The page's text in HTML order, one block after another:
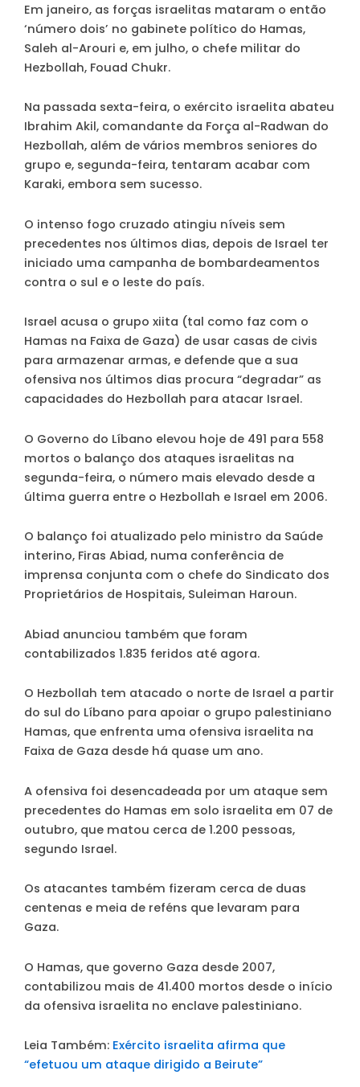
Em janeiro, as forças israelitas mataram o então
‘número dois’ no gabinete político do Hamas,
Saleh al-Arouri e, em julho, o chefe militar do
Hezbollah, Fouad Chukr.
Na passada sexta-feira, o exército israelita abateu
Ibrahim Akil, comandante da Força al-Radwan do
Hezbollah, além de vários membros seniores do
grupo e, segunda-feira, tentaram acabar com
Karaki, embora sem sucesso.
O intenso fogo cruzado atingiu níveis sem
precedentes nos últimos dias, depois de Israel ter
iniciado uma campanha de bombardeamentos
contra o sul e o leste do país.
Israel acusa o grupo xiita (tal como faz com o
Hamas na Faixa de Gaza) de usar casas de civis
para armazenar armas, e defende que a sua
ofensiva nos últimos dias procura “degradar” as
capacidades do Hezbollah para atacar Israel.
O Governo do Líbano elevou hoje de 491 para 558
mortos o balanço dos ataques israelitas na
segunda-feira, o número mais elevado desde a
última guerra entre o Hezbollah e Israel em 2006.
O balanço foi atualizado pelo ministro da Saúde
interino, Firas Abiad, numa conferência de
imprensa conjunta com o chefe do Sindicato dos
Proprietários de Hospitais, Suleiman Haroun.
Abiad anunciou também que foram
contabilizados 1.835 feridos até agora.
O Hezbollah tem atacado o norte de Israel a partir
do sul do Líbano para apoiar o grupo palestiniano
Hamas, que enfrenta uma ofensiva israelita na
Faixa de Gaza desde há quase um ano.
A ofensiva foi desencadeada por um ataque sem
precedentes do Hamas em solo israelita em 07 de
outubro, que matou cerca de 1.200 pessoas,
segundo Israel.
Os atacantes também fizeram cerca de duas
centenas e meia de reféns que levaram para
Gaza.
O Hamas, que governo Gaza desde 2007,
contabilizou mais de 41.400 mortos desde o início
da ofensiva israelita no enclave palestiniano.
Leia Também: Exército israelita afirma que
“efetuou um ataque dirigido a Beirute”